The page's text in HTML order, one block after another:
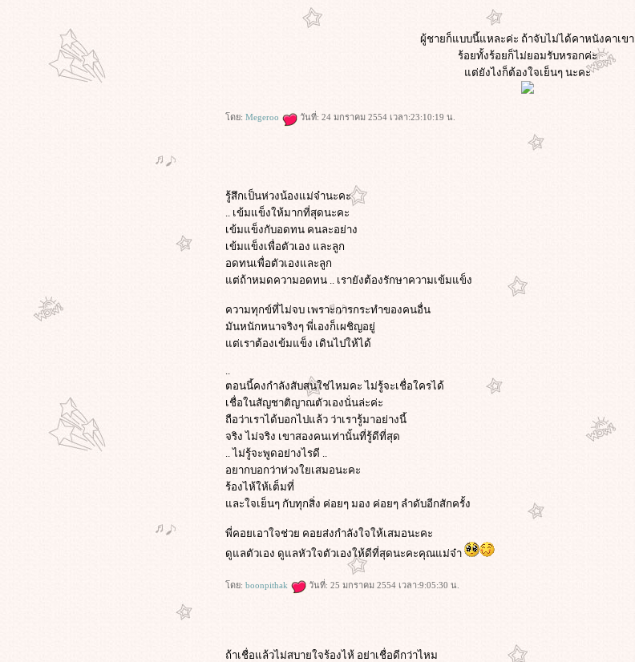
ผู้ชายก็แบบนี้แหละค่ะ ถ้าจับไม่ได้คาหนังคาเขา
ร้อยทั้งร้อยก็ไม่ยอมรับหรอกค่ะ
ต่ยังไงก็ต้องใจเย็นๆ นะคะ
ดย: Megeroo วันที่: 24 มกราคม 2554 เวลา:23:10:19 น.
รู้สึกเป็นห่วงน้องแม่จ๋านะคะ
.. เข้มแข็งให้มากที่สุดนะคะ
เข้มแข็งกับอดทน คนละอย่าง
เข้มแข็งเพื่อตัวเอง และลูก
อดทนเพื่อตัวเองและลูก
ต่ถ้าหมดความอดทน .. เรายังต้องรักษาความเข้มแข็ง
ความทุกข์ที่ไม่จบ เพราะการกระทำของคนอื่น
มันหนักหนาจริงๆ พี่เองก็เผชิญอยู่
ต่เราต้องเข้มแข็ง เดินไปให้ได้
ตอนนี้คงกำลังสับสนใช่ไหมคะ ไม่รู้จะเชื่อใครได้
เชื่อในสัญชาติญาณตัวเองนั่นล่ะค่ะ
ถือว่าเราได้บอกไปแล้ว ว่าเรารู้มาอย่างนี้
จริง ไม่จริง เขาสองคนเท่านั้นที่รู้ดีที่สุด
.. ไม่รู้จะพูดอย่างไรดี ..
อยากบอกว่าห่วงใยเสมอนะคะ
ร้องไห้ให้เต็มที่
ละใจเย็นๆ กับทุกสิ่ง ค่อยๆ มอง ค่อยๆ ลำดับอีกสักครั้ง
พี่คอยเอาใจช่วย คอยส่งกำลังใจให้เสมอนะคะ
ดูแลตัวเอง ดูแลหัวใจตัวเองให้ดีที่สุดนะคะคุณแม่จ๋า
ดย: boonpithak วันที่: 25 มกราคม 2554 เวลา:9:05:30 น.
ถ้าเชื่อแล้วไม่สบายใจร้องไห้ อย่าเชื่อดีกว่าไหม